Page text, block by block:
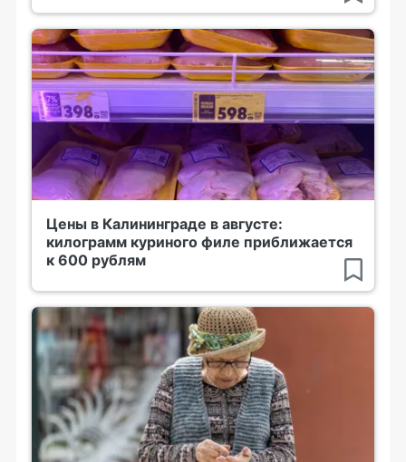
Цены в Калининграде в августе:
килограмм куриного филе приближается
к 600 рублям